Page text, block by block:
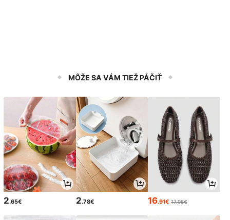
MÔŽE SA VÁM TIEŽ PÁČIŤ
2.65€ 2.78€ 16.91€ 17.08€